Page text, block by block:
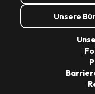
Unsere